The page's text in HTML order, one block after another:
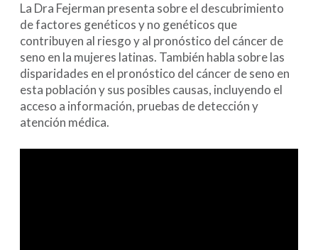
La Dra Fejerman presenta sobre el descubrimiento
de factores genéticos y no genéticos que
contribuyen al riesgo y al pronóstico del cáncer de
seno en la mujeres latinas. También habla sobre las
disparidades en el pronóstico del cáncer de seno en
esta población y sus posibles causas, incluyendo el
acceso a información, pruebas de detección y
atención médica.